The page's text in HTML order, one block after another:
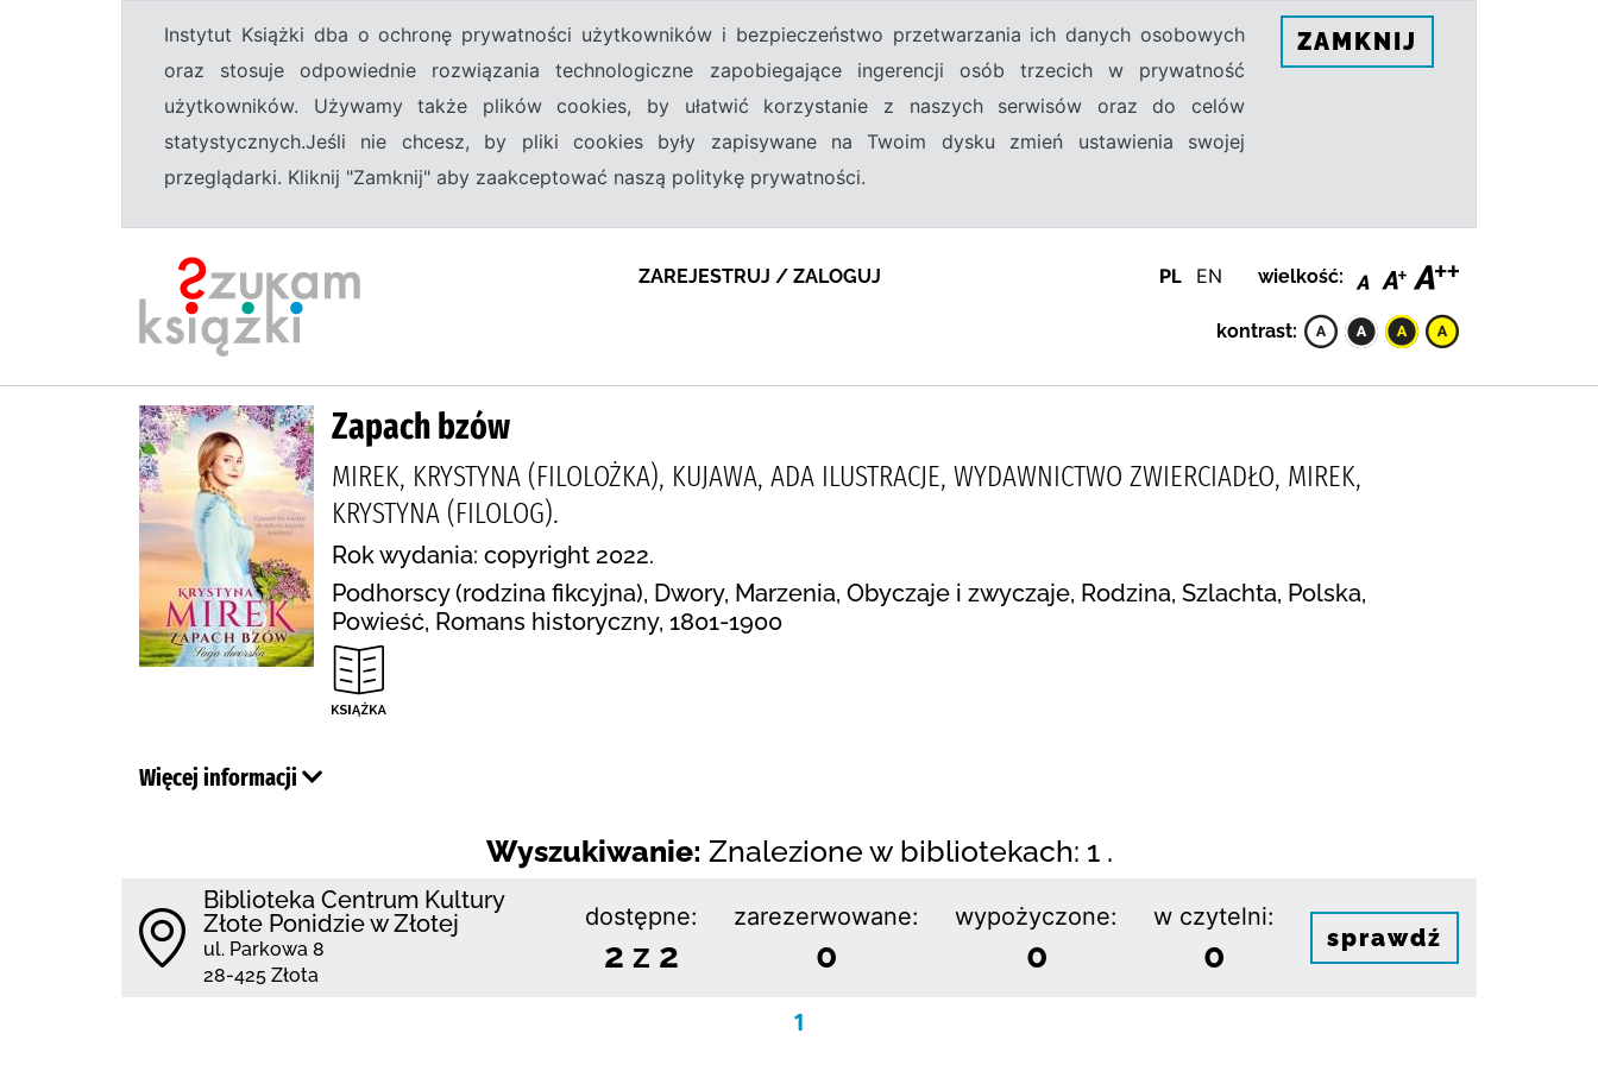
Instytut Książki dba o ochronę prywatności użytkowników i bezpieczeństwo przetwarzania ich danych osobowych
oraz stosuje odpowiednie rozwiązania technologiczne zapobiegające ingerencji osób trzecich w prywatność
użytkowników. Używamy także plików cookies, by ułatwić korzystanie z naszych serwisów oraz do celów
statystycznych.Jeśli nie chcesz, by pliki cookies były zapisywane na Twoim dysku zmień ustawienia swojej
przeglądarki. Kliknij "Zamknij" aby zaakceptować naszą politykę prywatności.
ZAMKNIJ
ZAREJESTRUJ / ZALOGUJ PL EN wielkość:
kontrast:
Zapach bzów
MIREK, KRYSTYNA (FILOLOŻKA), KUJAWA, ADA ILUSTRACJE, WYDAWNICTWO ZWIERCIADŁO, MIREK,
KRYSTYNA (FILOLOG).
Rok wydania: copyright 2022.
Podhorscy (rodzina fikcyjna), Dwory, Marzenia, Obyczaje i zwyczaje, Rodzina, Szlachta, Polska,
Powieść, Romans historyczny, 1801-1900
Więcej informacji
Wyszukiwanie: Znalezione w bibliotekach: 1 .
Biblioteka Centrum Kultury
Złote Ponidzie w Złotej
ul. Parkowa 8
28-425 Złota
dostępne:
2 z 2
zarezerwowane:
0
wypożyczone:
0
w czytelni:
0 sprawdź
1